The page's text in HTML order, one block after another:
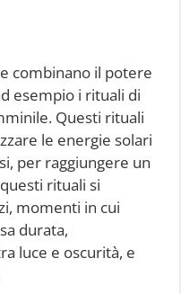
combinano il potere
esempio i rituali di
Questi rituali
le energie solari
per raggiungere un
rituali si
momenti in cui
durata,
luce e oscurità, e